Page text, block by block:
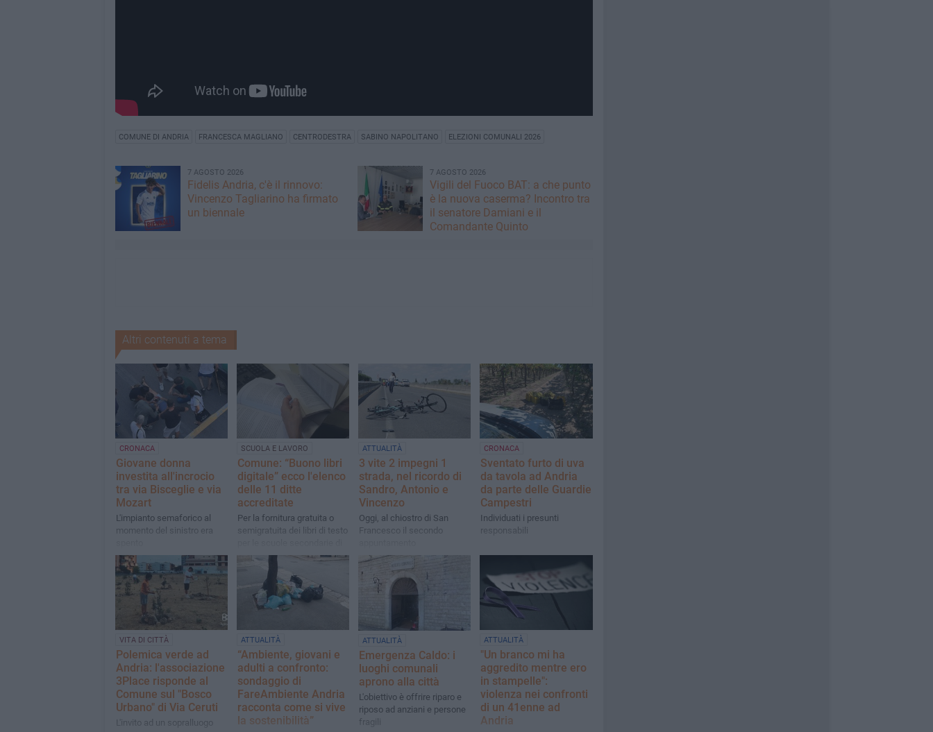
COMUNE DI ANDRIA FRANCESCA MAGLIANO CENTRODESTRA SABINO NAPOLITANO ELEZIONI COMUNALI 2026
7 AGOSTO 2026
Fidelis Andria, c'è il rinnovo:
Vincenzo Tagliarino ha firmato
un biennale
7 AGOSTO 2026
​Vigili del Fuoco BAT: a che punto
è la nuova caserma? Incontro tra
il senatore Damiani e il
Comandante Quinto
Altri contenuti a tema
CRONACA
Giovane donna
investita all'incrocio
tra via Bisceglie e via
Mozart
L'impianto semaforico al
momento del sinistro era
SCUOLA E LAVORO
Comune: “Buono libri
digitale” ecco l'elenco
delle 11 ditte
accreditate
Per la fornitura gratuita o
semigratuita dei libri di testo
1° e di 2° grado A.S.
2026/2027
ATTUALITÀ
3 vite 2 impegni 1
strada, nel ricordo di
Sandro, Antonio e
Vincenzo
Oggi, al chiostro di San
Francesco il secondo
CRONACA
Sventato furto di uva
da tavola ad Andria
da parte delle Guardie
Campestri
Individuati i presunti
responsabili
VITA DI CITTÀ
Polemica verde ad
Andria: l'associazione
3Place risponde al
Comune sul "Bosco
Urbano" di Via Ceruti
L'invito ad un sopralluogo
ATTUALITÀ
“Ambiente, giovani e
adulti a confronto:
sondaggio di
FareAmbiente Andria
racconta come si vive
la sostenibilità”
ATTUALITÀ
Emergenza Caldo: i
luoghi comunali
aprono alla città
L'obiettivo è offrire riparo e
riposo ad anziani e persone
fragili
ATTUALITÀ
"Un branco mi ha
aggredito mentre ero
in stampelle":
violenza nei confronti
di un 41enne ad
Andria